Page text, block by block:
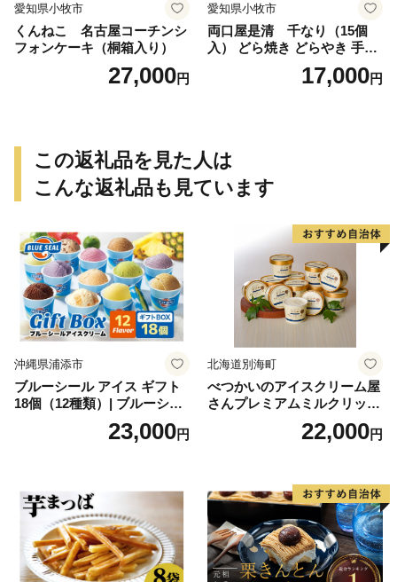
愛知県小牧市
くんねこ 名古屋コーチンシ
フォンケーキ（桐箱入り）
27,000円
愛知県小牧市
両口屋是清 千なり（15個
入） どら焼き どらやき 手土
産 お土産 土産 丹波大納言小
豆 抹茶 林檎 りんご 慶事 お
17,000円
この返礼品を見た人は
こんな返礼品も見ています
沖縄県浦添市
ブルーシール アイス ギフト
18個（12種類）| ブルーシー
ルアイス ブルーシールアイ
スクリーム 着日指定可能 送
誕生日 カップ 詰め合わせ バ
ラエティ | バニラ チョコレー
ト ストロベリー ピスタチオ
バニラ＆クッキー ウベ 沖縄
紅イモ 塩ちんすこう 沖縄シ
ークヮーサー 沖縄黒糖 琉球
23,000円
北海道別海町
べつかいのアイスクリーム屋
さんプレミアムミルクリッチ
12個（AP-01）（ 北海道アイ
ス 北海道産アイス アイス ア
道産アイス 道産アイスクリ
ーム ギフト 詰合せ 詰め合わ
せ ふるさと納税 ）
22,000円